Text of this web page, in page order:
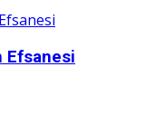
Efsanesi